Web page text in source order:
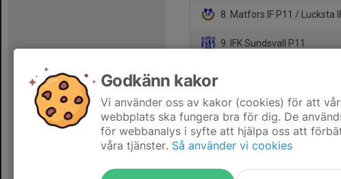
8. Matfors IF P11 / Lucksta
9. IFK Sundsvall P11
11. Kungsnäs FC P11
Godkänn kakor
Vi använder oss av kakor (cookies) för att vår
webbplats ska fungera bra för dig. De
för webbanalys i syfte att hjälpa oss att
våra tjänster. Så använder vi cookies